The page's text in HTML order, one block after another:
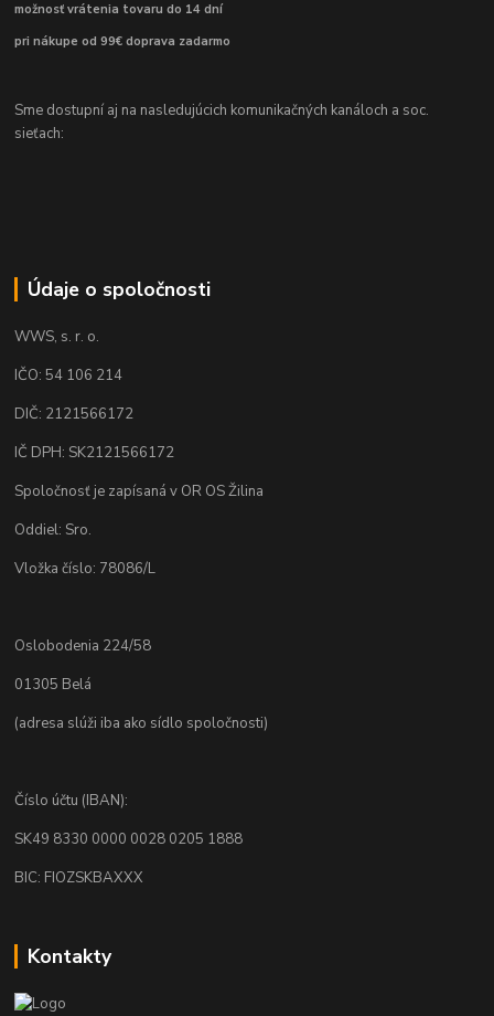
možnosť vrátenia tovaru do 14 dní
pri nákupe od 99€ doprava zadarmo
Sme dostupní aj na nasledujúcich komunikačných kanáloch a soc.
sieťach:
Údaje o spoločnosti
WWS, s. r. o.
IČO: 54 106 214
DIČ: 2121566172
IČ DPH: SK2121566172
Spoločnosť je zapísaná v OR OS Žilina
Oddiel: Sro.
Vložka číslo: 78086/L
Oslobodenia 224/58
01305 Belá
(adresa slúži iba ako sídlo spoločnosti)
Číslo účtu (IBAN):
SK49 8330 0000 0028 0205 1888
BIC: FIOZSKBAXXX
Kontakty